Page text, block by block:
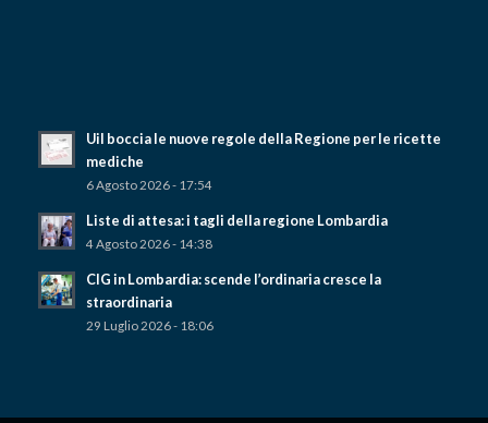
Uil boccia le nuove regole della Regione per le ricette
mediche
6 Agosto 2026 - 17:54
Liste di attesa: i tagli della regione Lombardia
4 Agosto 2026 - 14:38
CIG in Lombardia: scende l’ordinaria cresce la
straordinaria
29 Luglio 2026 - 18:06